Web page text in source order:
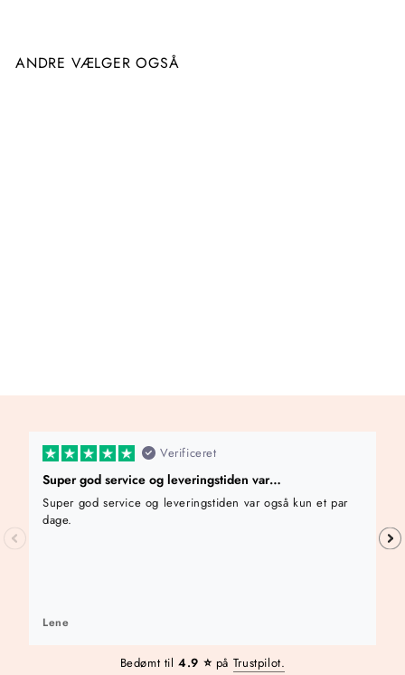
ANDRE VÆLGER OGSÅ
Verificeret
Super god service og leveringstiden var…
Super god service og leveringstiden var også kun et par
dage.
Lene
Bedømt til4.9 ⭐️ på Trustpilot.